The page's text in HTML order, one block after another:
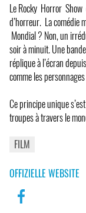
Le Rocky Horror
d’horreur. La comédie
Mondial ? Non, un
soir à minuit. Une
réplique à l’écran
comme les
Ce principe unique
troupes à travers le
FILM
OFFIZIELLE WEBSITE